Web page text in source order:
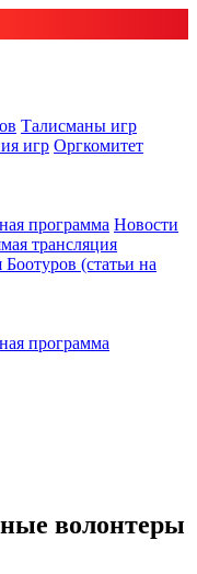
Талисманы игр
игр Оргкомитет
программа Новости
трансляция
(статьи на
программа
волонтеры